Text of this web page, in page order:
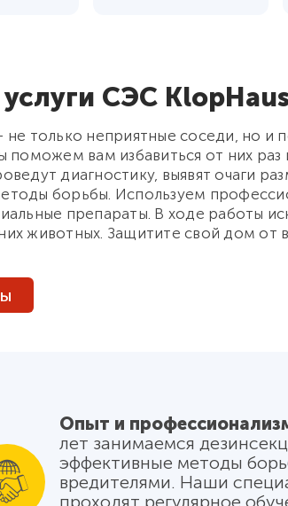
СЭС
только неприятные соседи, но и
поможем вам избавиться от них раз
диагностику, выявят очаги
борьбы. Используем
препараты. В ходе работы
животных. Защитите свой дом от
Опыт и
лет занимаемся
эффективные методы
вредителями. Наши
проходят регулярное